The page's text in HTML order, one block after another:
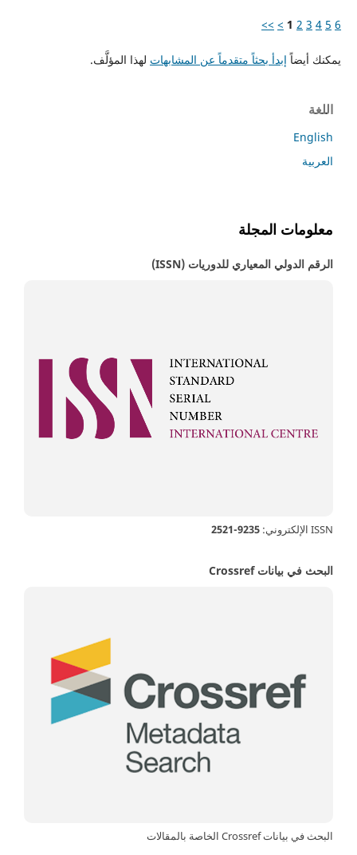
1 2 3 4 5 6
>
>>
يمكنك أيضاً إبدأ بحثاً متقدماً عن المشابهات لهذا المؤلَّف.
اللغة
English
العربية
معلومات المجلة
الرقم الدولي المعياري للدوريات (ISSN)
ISSN الإلكتروني: 9235-2521
البحث في بيانات Crossref
البحث في بيانات Crossref الخاصة بالمقالات